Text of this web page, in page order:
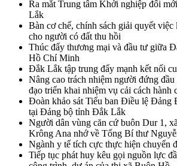
Ra mắt Trung tâm Khởi nghiệp đổi
Lắk
Bàn cơ chế, chính sách giải quyết việc
cho người có đất thu hồi
Thúc đẩy thương mại và đầu tư giữa
Hồ Chí Minh
Đắk Lắk tập trung đẩy mạnh kết nối
Nâng cao trách nhiệm người đứng
đạo triển khai nhiệm vụ cải cách hành
Đoàn khảo sát Tiểu ban Điều lệ
tại Đảng bộ tỉnh Đắk Lắk
Người dân vùng căn cứ buôn Dur 1,
Krông Ana nhớ về Tổng Bí thư
Ngành y tế tích cực thực hiện chuyển
Tiếp tục phát huy kêu gọi nguồn lực